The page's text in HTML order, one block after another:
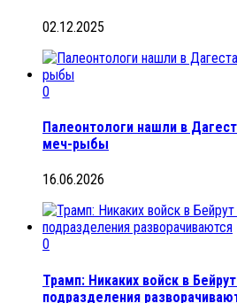
02.12.2025
0
Палеонтологи нашли в
меч-рыбы
16.06.2026
0
Трамп: Никаких войск в
подразделения